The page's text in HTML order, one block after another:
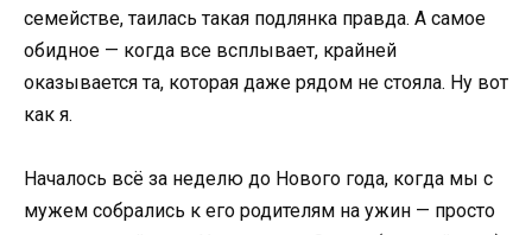
семействе, таилась такая подлянка правда. А самое
обидное — когда все всплывает, крайней
оказывается та, которая даже рядом не стояла. Ну вот
как я.
Началось всё за неделю до Нового года, когда мы с
мужем собрались к его родителям на ужин — просто